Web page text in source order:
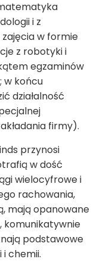
i z
zajęcia w formie
z robotyki i
egzaminów
w końcu
działalność
firmy).
przynosi
w dość
wielocyfrowe i
rachowania,
mają opanowane
komunikatywnie
podstawowe
i chemii.